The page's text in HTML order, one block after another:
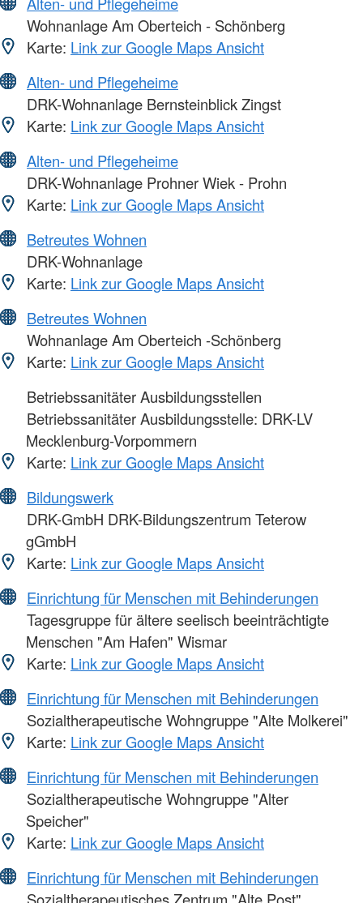
Wohnanlage Am Oberteich - Schönberg
Karte: Link zur Google Maps Ansicht
Alten- und Pflegeheime
DRK-Wohnanlage Bernsteinblick Zingst
Karte: Link zur Google Maps Ansicht
Alten- und Pflegeheime
DRK-Wohnanlage Prohner Wiek - Prohn
Karte: Link zur Google Maps Ansicht
Betreutes Wohnen
DRK-Wohnanlage
Karte: Link zur Google Maps Ansicht
Betreutes Wohnen
Wohnanlage Am Oberteich -Schönberg
Karte: Link zur Google Maps Ansicht
Betriebssanitäter Ausbildungsstellen
Betriebssanitäter Ausbildungsstelle: DRK-LV
Mecklenburg-Vorpommern
Karte: Link zur Google Maps Ansicht
Bildungswerk
DRK-GmbH DRK-Bildungszentrum Teterow
gGmbH
Karte: Link zur Google Maps Ansicht
Einrichtung für Menschen mit Behinderungen
Tagesgruppe für ältere seelisch beeinträchtigte
Menschen "Am Hafen" Wismar
Karte: Link zur Google Maps Ansicht
Einrichtung für Menschen mit Behinderungen
Sozialtherapeutische Wohngruppe "Alte Molkerei"
Karte: Link zur Google Maps Ansicht
Einrichtung für Menschen mit Behinderungen
Sozialtherapeutische Wohngruppe "Alter
Speicher"
Karte: Link zur Google Maps Ansicht
Einrichtung für Menschen mit Behinderungen